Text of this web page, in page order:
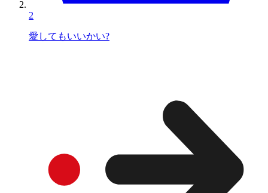
2
愛してもいいかい?